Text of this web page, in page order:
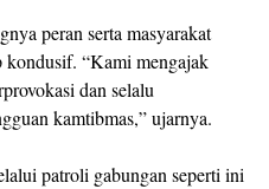
peran serta masyarakat
kondusif. “Kami mengajak
dan selalu
kamtibmas,” ujarnya.
patroli gabungan seperti ini